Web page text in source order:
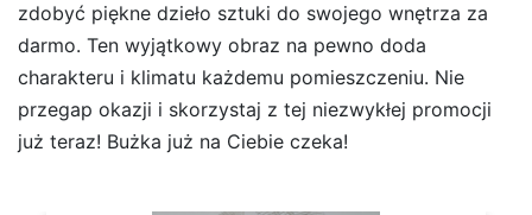
zdobyć piękne dzieło sztuki do swojego wnętrza za
darmo. Ten wyjątkowy obraz na pewno doda
charakteru i klimatu każdemu pomieszczeniu. Nie
przegap okazji i skorzystaj z tej niezwykłej promocji
już teraz! Bużka już na Ciebie czeka!